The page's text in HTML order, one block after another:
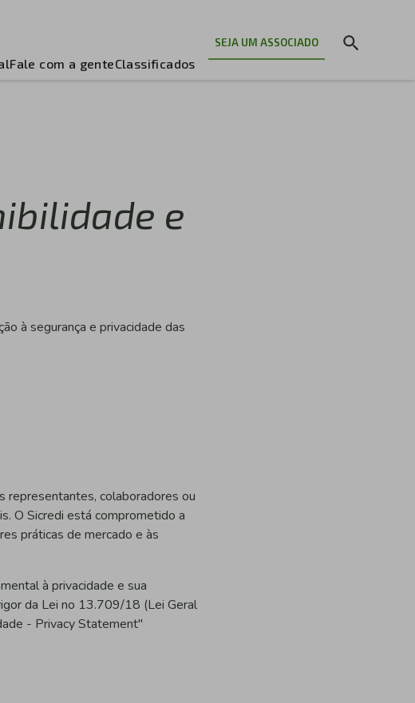
Fale com a genteClassificados
SEJA UM ASSOCIADO
e
à segurança e privacidade das
representantes, colaboradores ou
O Sicredi está comprometido a
práticas de mercado e às
à privacidade e sua
da Lei no 13.709/18 (Lei Geral
- Privacy Statement"